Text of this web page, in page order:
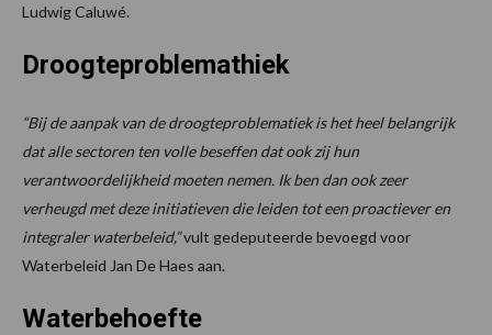
Ludwig Caluwé.
Droogteproblemathiek
“Bij de aanpak van de droogteproblematiek is het heel belangrijk
dat alle sectoren ten volle beseffen dat ook zij hun
verantwoordelijkheid moeten nemen. Ik ben dan ook zeer
verheugd met deze initiatieven die leiden tot een proactiever en
integraler waterbeleid,”vult gedeputeerde bevoegd voor
Waterbeleid Jan De Haes aan.
Waterbehoefte